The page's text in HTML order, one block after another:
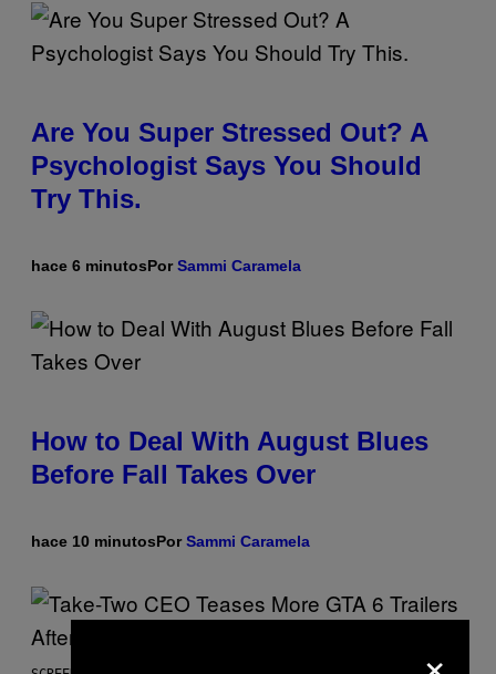
Are You Super Stressed Out? A
Psychologist Says You Should
Try This.
hace 6 minutosPorSammi Caramela
How to Deal With August Blues
Before Fall Takes Over
hace 10 minutosPorSammi Caramela